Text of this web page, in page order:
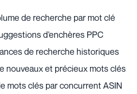
de recherche par mot clé
d’enchères PPC
de recherche historiques
nouveaux et précieux mots clés
mots clés par concurrent ASIN